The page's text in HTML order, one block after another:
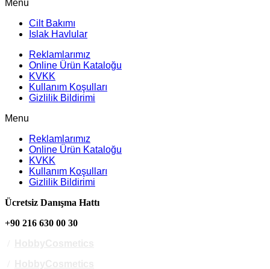
Menu
Cilt Bakımı
Islak Havlular
Reklamlarımız
Online Ürün Kataloğu
KVKK
Kullanım Koşulları
Gizlilik Bildirimi
Menu
Reklamlarımız
Online Ürün Kataloğu
KVKK
Kullanım Koşulları
Gizlilik Bildirimi
Ücretsiz Danışma Hattı
+90 216 630 00 30